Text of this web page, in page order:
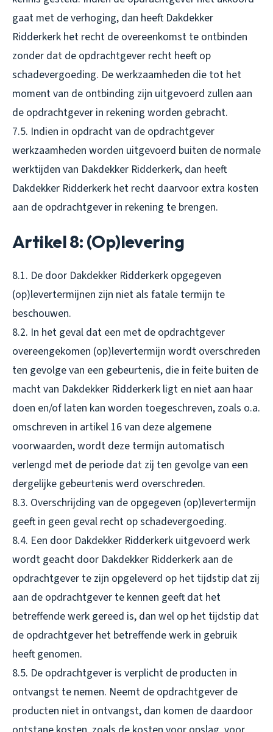
gaat met de verhoging, dan heeft Dakdekker
Ridderkerk het recht de overeenkomst te ontbinden
zonder dat de opdrachtgever recht heeft op
schadevergoeding. De werkzaamheden die tot het
moment van de ontbinding zijn uitgevoerd zullen aan
de opdrachtgever in rekening worden gebracht.
7.5. Indien in opdracht van de opdrachtgever
werkzaamheden worden uitgevoerd buiten de normale
werktijden van Dakdekker Ridderkerk, dan heeft
Dakdekker Ridderkerk het recht daarvoor extra kosten
aan de opdrachtgever in rekening te brengen.
Artikel 8: (Op)levering
8.1. De door Dakdekker Ridderkerk opgegeven
(op)levertermijnen zijn niet als fatale termijn te
beschouwen.
8.2. In het geval dat een met de opdrachtgever
overeengekomen (op)levertermijn wordt overschreden
ten gevolge van een gebeurtenis, die in feite buiten de
macht van Dakdekker Ridderkerk ligt en niet aan haar
doen en/of laten kan worden toegeschreven, zoals o.a.
omschreven in artikel 16 van deze algemene
voorwaarden, wordt deze termijn automatisch
verlengd met de periode dat zij ten gevolge van een
dergelijke gebeurtenis werd overschreden.
8.3. Overschrijding van de opgegeven (op)levertermijn
geeft in geen geval recht op schadevergoeding.
8.4. Een door Dakdekker Ridderkerk uitgevoerd werk
wordt geacht door Dakdekker Ridderkerk aan de
opdrachtgever te zijn opgeleverd op het tijdstip dat zij
aan de opdrachtgever te kennen geeft dat het
betreffende werk gereed is, dan wel op het tijdstip dat
de opdrachtgever het betreffende werk in gebruik
heeft genomen.
8.5. De opdrachtgever is verplicht de producten in
ontvangst te nemen. Neemt de opdrachtgever de
producten niet in ontvangst, dan komen de daardoor